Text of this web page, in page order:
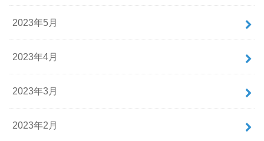
2023年5月
2023年4月
2023年3月
2023年2月